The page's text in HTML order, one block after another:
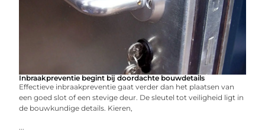
Inbraakpreventie begint bij doordachte bouwdetails
Effectieve inbraakpreventie gaat verder dan het plaatsen van
een goed slot of een stevige deur. De sleutel tot veiligheid ligt in
de bouwkundige details. Kieren,
...